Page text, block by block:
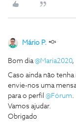
Mário P.
Bom dia@Maria2020,
Caso ainda não
envie-nos uma
para o perfil @Fórum.
Vamos ajudar.
Obrigado